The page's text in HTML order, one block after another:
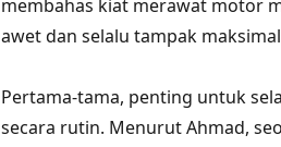
membahas kiat merawat motor
awet dan selalu tampak
Pertama-tama, penting untuk
secara rutin. Menurut Ahmad,